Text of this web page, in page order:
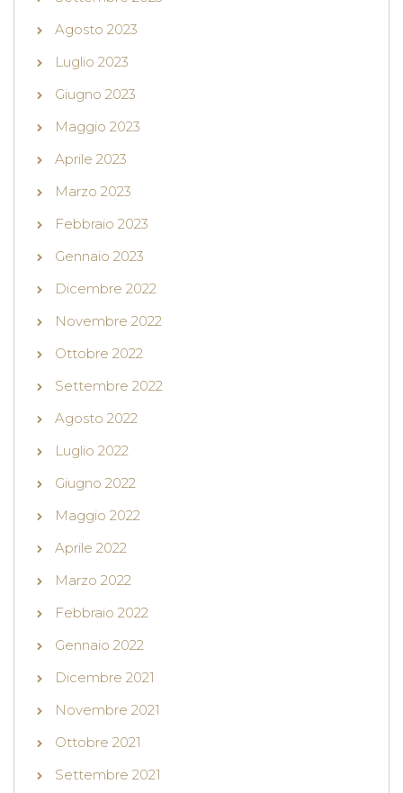
Agosto 2023
Luglio 2023
Giugno 2023
Maggio 2023
Aprile 2023
Marzo 2023
Febbraio 2023
Gennaio 2023
Dicembre 2022
Novembre 2022
Ottobre 2022
Settembre 2022
Agosto 2022
Luglio 2022
Giugno 2022
Maggio 2022
Aprile 2022
Marzo 2022
Febbraio 2022
Gennaio 2022
Dicembre 2021
Novembre 2021
Ottobre 2021
Settembre 2021